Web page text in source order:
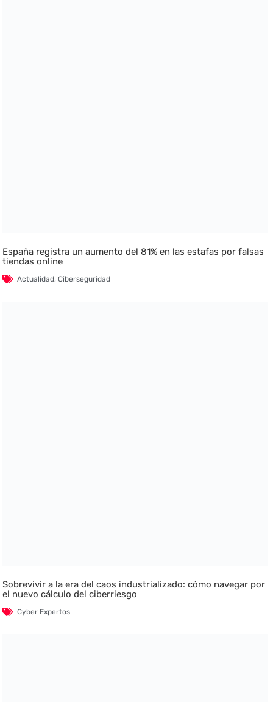
España registra un aumento del 81% en las estafas por falsas
tiendas online
Actualidad,Ciberseguridad
Sobrevivir a la era del caos industrializado: cómo navegar por
el nuevo cálculo del ciberriesgo
Cyber Expertos